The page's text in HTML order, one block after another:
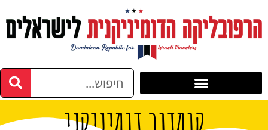
קומדור דומיניקני